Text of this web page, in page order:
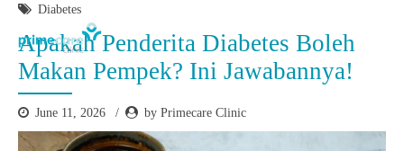
Diabetes
Apakah Penderita Diabetes Boleh
Makan Pempek? Ini Jawabannya!
June 11, 2026 by Primecare Clinic